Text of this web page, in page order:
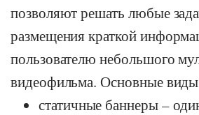
позволяют решать любые
размещения краткой
пользователю небольшого
видеофильма. Основные
статичные баннеры –